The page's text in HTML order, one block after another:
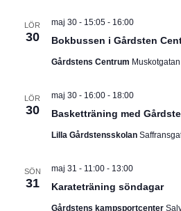
LÖR
30 Bokbussen i Gårdsten
maj 30 - 15:05- 16:00
Gårdstens Centrum
LÖR
30 Basketträning med
maj 30 - 16:00- 18:00
Lilla Gårdstensskolan
SÖN
31 Karateträning söndagar
maj 31 - 11:00- 13:00
Gårdstens kampsportcenter